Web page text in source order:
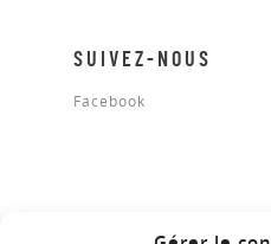
SUIVEZ-NOUS
Facebook